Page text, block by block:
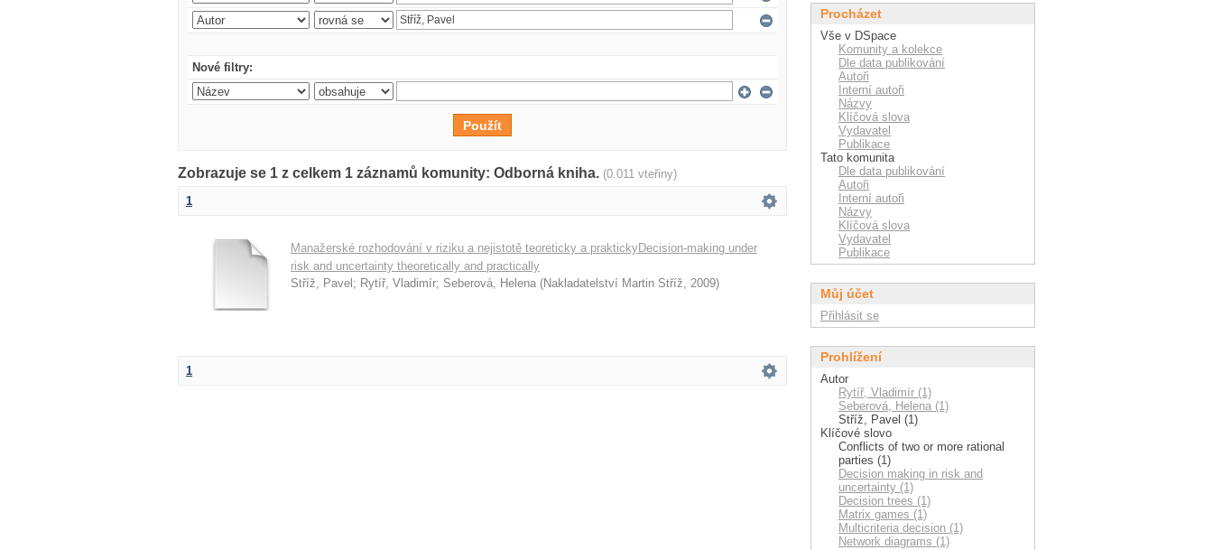
Nové filtry:
Zobrazuje se 1 z celkem 1 záznamů komunity: Odborná kniha. (0.011 vteřiny)
1
Manažerské rozhodování v riziku a nejistotě teoreticky a praktickyDecision-making under
risk and uncertainty theoretically and practically
Stříž, Pavel ; Rytíř, Vladimír; Seberová, Helena (Nakladatelství Martin Stříž, 2009)
1
Procházet
Vše v DSpace
Komunity a kolekce
Dle data publikování
Autoři
Interní autoři
Názvy
Klíčová slova
Vydavatel
Publikace
Tato komunita
Dle data publikování
Autoři
Interní autoři
Názvy
Klíčová slova
Vydavatel
Publikace
Můj účet
Přihlásit se
Prohlížení
Autor
Rytíř, Vladimír (1)
Seberová, Helena (1)
Stříž, Pavel (1)
Klíčové slovo
Conflicts of two or more rational
parties (1)
Decision making in risk and
uncertainty (1)
Decision trees (1)
Matrix games (1)
Multicriteria decision (1)
Network diagrams (1)